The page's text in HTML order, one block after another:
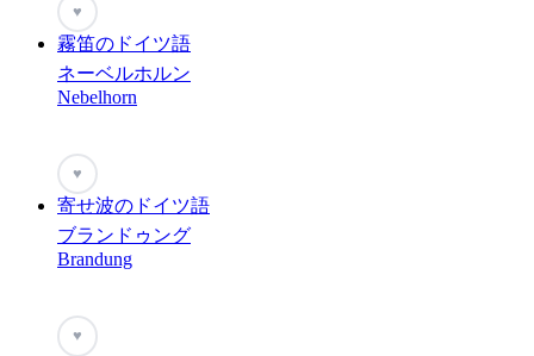
♥
霧笛のドイツ語
ネーベルホルン
Nebelhorn
♥
寄せ波のドイツ語
ブランドゥング
Brandung
♥